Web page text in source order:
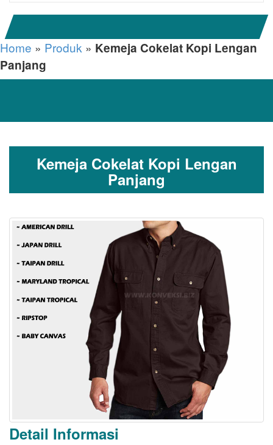
Home » Produk » Kemeja Cokelat Kopi Lengan
Panjang
Kemeja Cokelat Kopi Lengan
Panjang
Detail Informasi